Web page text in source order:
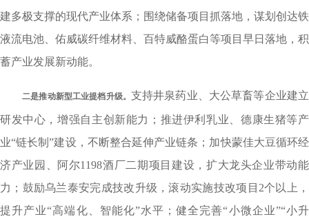
建多极支撑的现代产业体系；围绕储备项目抓落地，谋划创达铁
液流电池、佑威碳纤维材料、百特威酪蛋白等项目早日落地，积
蓄产业发展新动能。
二是推动新型工业提档升级。 支持井泉药业、大公草畜等企业建立
研发中心，增强自主创新能力；推进伊利乳业、德康生猪等产
业“链长制”建设，不断整合延伸产业链条；加快蒙佳大豆循环经
济产业园、阿尔1198酒厂二期项目建设，扩大龙头企业带动能
力；鼓励乌兰泰安完成技改升级，滚动实施技改项目2个以上，
提升产业“高端化、智能化”水平；健全完善“小微企业”“小升